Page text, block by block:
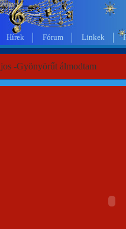
Hírek Fórum Linkek
-Gyönyörűt álmodtam